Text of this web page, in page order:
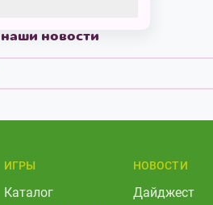
новости
ИГРЫ
Каталог
НОВОСТИ
Дайджест